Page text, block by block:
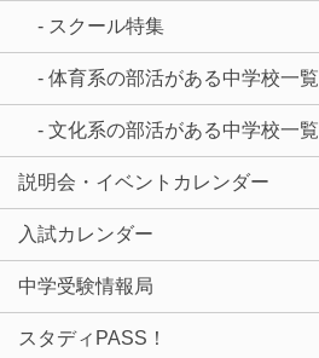
- スクール特集
- 体育系の部活がある中学校一覧
- 文化系の部活がある中学校一覧
説明会・イベントカレンダー
入試カレンダー
中学受験情報局
スタディPASS！